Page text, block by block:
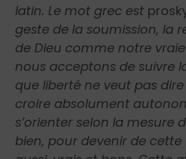
latin. Le mot grec est
geste de la soumission, la
de Dieu comme notre
nous acceptons de suivre
que liberté ne veut pas
croire absolument
s’orienter selon la mesure
bien, pour devenir de